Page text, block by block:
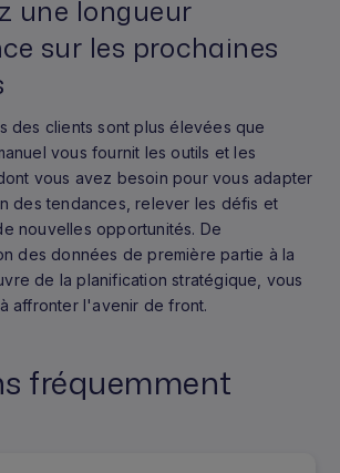
une longueur
sur les prochaines
des clients sont plus élevées que
vous fournit les outils et les
vous avez besoin pour vous adapter
des tendances, relever les défis et
nouvelles opportunités. De
des données de première partie à la
de la planification stratégique, vous
affronter l'avenir de front.
fréquemment